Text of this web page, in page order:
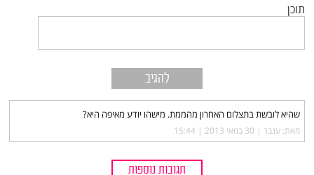
תוכן
שהיא לובשת בתצלום האחרון מהממת. מישהו יודע מאיפה היא?
מאת: ענבר |‏ 30 במאי 2013 | 15:44
תגובות נוספות